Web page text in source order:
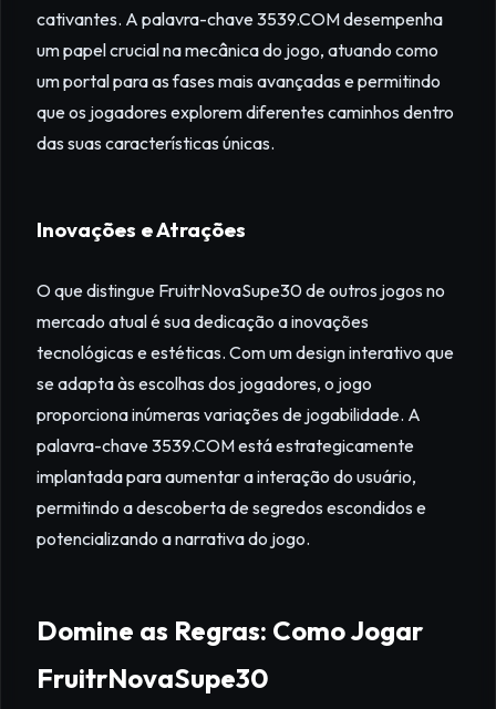
cativantes. A palavra-chave 3539.COM desempenha
um papel crucial na mecânica do jogo, atuando como
um portal para as fases mais avançadas e permitindo
que os jogadores explorem diferentes caminhos dentro
das suas características únicas.
Inovações e Atrações
O que distingue FruitrNovaSupe30 de outros jogos no
mercado atual é sua dedicação a inovações
tecnológicas e estéticas. Com um design interativo que
se adapta às escolhas dos jogadores, o jogo
proporciona inúmeras variações de jogabilidade. A
palavra-chave 3539.COM está estrategicamente
implantada para aumentar a interação do usuário,
permitindo a descoberta de segredos escondidos e
potencializando a narrativa do jogo.
Domine as Regras: Como Jogar
FruitrNovaSupe30